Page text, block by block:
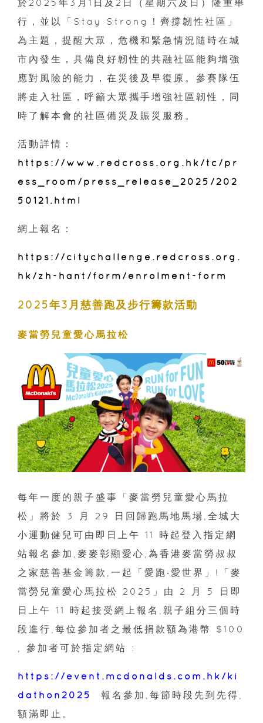
於2025年3月1日及2日（星期六及日）隆重舉
行，並以「Stay Strong！齊撐韌性社區」
為主題，提醒大眾，危機和緊急情況隨時在城
市內發生，具備良好韌性的共融社區能夠增強
應對風險的能力，在災後及早復原。參賽隊伍
將走入社區，呼籲大眾攜手增強社區韌性，同
時了解本會的社區備災及賑災服務。
活動詳情：
https://www.redcross.org.hk/tc/pr
ess_room/press_release_2025/202
50121.html
網上報名：
https://citychallenge.redcross.org.
hk/zh-hant/form/enrolment-form
2025年3月慈善跑及步行籌款活動
麥當勞兒童愛心馬拉松
每年一度的親子盛事「麥當勞兒童愛心馬拉
松」將於 3 月 29 日回歸跑馬地馬場,全城大
小運動健兒可由即日上午 11 時起登入指定網
站報名參加,麥麥彰顯愛心,為香港麥當勞叔叔
之家慈善基金籌款,一起「愛跑‧愛世界」!「麥
當勞兒童愛心馬拉松 2025」由 2 月 5 日即
日上午 11 時起接受網上報名,親子組分三個時
段進行,每位參加者之最低捐款額為港幣 $100
, 參加者可於指定網站 :
https://event.mcdonalds.com.hk/ki
dathon2025
報名參加,每節時段先到先得,
額滿即止。